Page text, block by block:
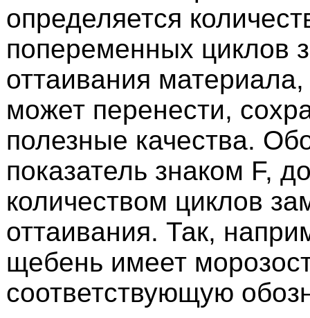
определяется
попеременных циклов
оттаивания
может перенести,
полезные качества.
показатель знаком F,
количеством циклов
оттаивания. Так,
щебень имеет
соответствующую